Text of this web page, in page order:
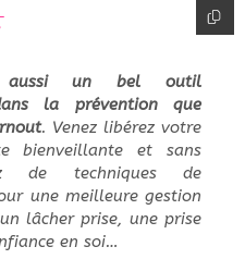
aussi un bel outil
la prévention que
. Venez libérez votre
bienveillante et sans
de techniques de
une meilleure gestion
lâcher prise, une prise
en soi…